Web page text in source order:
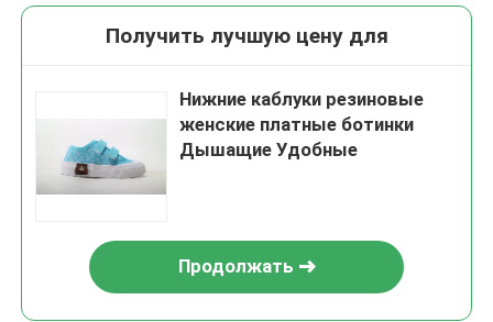
Получить лучшую цену для
Нижние каблуки резиновые
женские платные ботинки
Дышащие Удобные
Продолжать